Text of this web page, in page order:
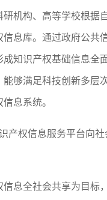
研机构、高等学校根据
信息库。通过政府公共
成知识产权基础信息全
能够满足科技创新多层
息系统。
产权信息服务平台向
信息全社会共享为目标